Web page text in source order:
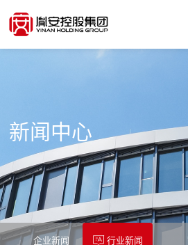
新闻中心
企业新闻 行业新闻